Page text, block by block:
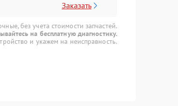
Заказать
без учета стоимости запчастей.
на бесплатную диагностику.
и укажем на неисправность.